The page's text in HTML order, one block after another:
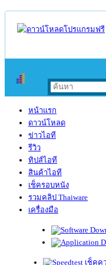
หน้าแรก
ดาวน์โหลด
ข่าวไอที
รีวิว
ทิปส์ไอที
สินค้าไอที
เช็ครอบหนัง
รวมคลิป Thaiware
เครื่องมือ
เช็คค